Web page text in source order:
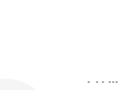
- - - ---